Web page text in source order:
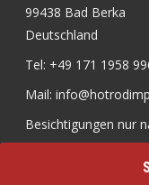
99438 Bad Berka
Deutschland
Tel: +49 171 1958
Mail:
Besichtigungen nur